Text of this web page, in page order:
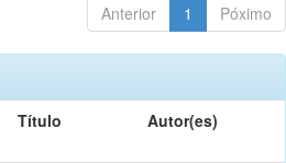
Anterior 1 Póximo
Título Autor(es)